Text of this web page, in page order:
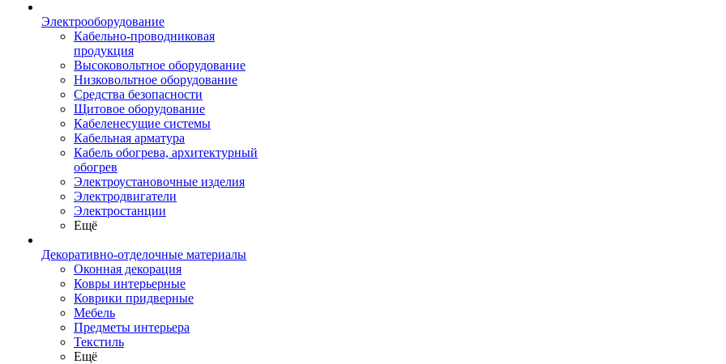
Электрооборудование
Кабельно-проводниковая
продукция
Высоковольтное оборудование
Низковольтное оборудование
Средства безопасности
Щитовое оборудование
Кабеленесущие системы
Кабельная арматура
Кабель обогрева, архитектурный
обогрев
Электроустановочные изделия
Электродвигатели
Электростанции
Ещё
Декоративно-отделочные материалы
Оконная декорация
Ковры интерьерные
Коврики придверные
Мебель
Предметы интерьера
Текстиль
Ещё